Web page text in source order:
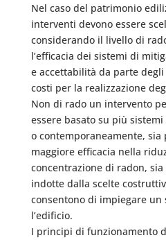
Nel caso del patrimonio
interventi devono essere
considerando il livello di
l’efficacia dei sistemi di
e accettabilità da parte
costi per la realizzazione
Non di rado un intervento
essere basato su più
o contemporaneamente, sia
maggiore efficacia nella
concentrazione di radon,
indotte dalla scelte
consentono di impiegare
l’edificio.
I principi di funzionamento